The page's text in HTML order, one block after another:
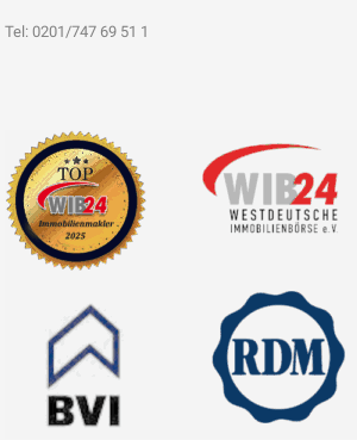
Tel: 0201/747 69 51 1